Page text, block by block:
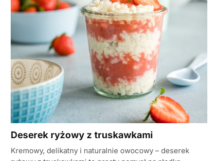
Deserek ryżowy z truskawkami
Kremowy, delikatny i naturalnie owocowy – deserek